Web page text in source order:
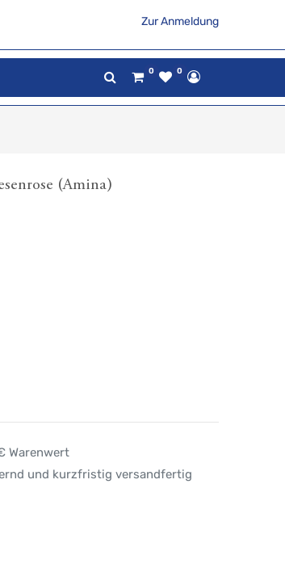
Zur Anmeldung
0 0
(Amina)
Warenwert
und kurzfristig versandfertig